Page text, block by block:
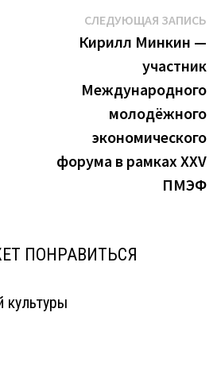
СЛЕДУЮЩАЯ ЗАПИСЬ
Кирилл Минкин —
участник
Международного
молодёжного
экономического
форума в рамках XXV
ПМЭФ
ПОНРАВИТЬСЯ
культуры